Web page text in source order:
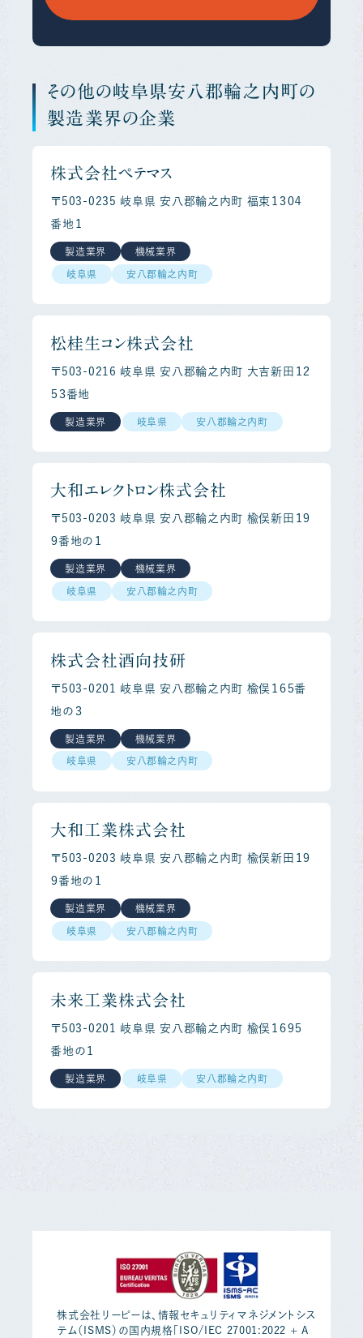
その他の岐阜県安八郡輪之内町の
製造業界の企業
株式会社ペテマス
〒503-0235 岐阜県 安八郡輪之内町 福束１３０４
番地１
製造業界 機械業界
岐阜県 安八郡輪之内町
松桂生コン株式会社
〒503-0216 岐阜県 安八郡輪之内町 大吉新田１２
５３番地
製造業界 岐阜県 安八郡輪之内町
大和エレクトロン株式会社
〒503-0203 岐阜県 安八郡輪之内町 楡俣新田１９
９番地の１
製造業界 機械業界
岐阜県 安八郡輪之内町
株式会社酒向技研
〒503-0201 岐阜県 安八郡輪之内町 楡俣１６５番
地の３
製造業界 機械業界
岐阜県 安八郡輪之内町
大和工業株式会社
〒503-0203 岐阜県 安八郡輪之内町 楡俣新田１９
９番地の１
製造業界 機械業界
岐阜県 安八郡輪之内町
未来工業株式会社
〒503-0201 岐阜県 安八郡輪之内町 楡俣１６９５
番地の１
製造業界 岐阜県 安八郡輪之内町
株式会社リーピーは、情報セキュリティマネジメントシス
テム（ISMS）の国内規格「ISO/IEC 27001:2022 + A